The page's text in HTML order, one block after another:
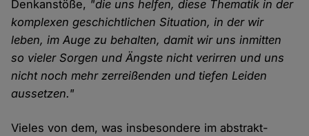
Denkanstöße, "die uns helfen, diese Thematik in der
komplexen geschichtlichen Situation, in der wir
leben, im Auge zu behalten, damit wir uns inmitten
so vieler Sorgen und Ängste nicht verirren und uns
nicht noch mehr zerreißenden und tiefen Leiden
aussetzen."
Vieles von dem, was insbesondere im abstrakt-